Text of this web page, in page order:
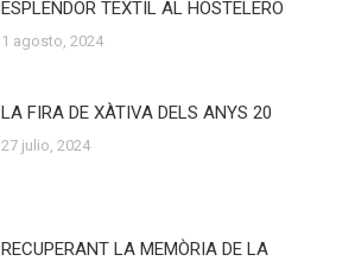
ESPLENDOR TEXTIL AL HOSTELERO
1 agosto, 2024
LA FIRA DE XÀTIVA DELS ANYS 20
27 julio, 2024
RECUPERANT LA MEMÒRIA DE LA